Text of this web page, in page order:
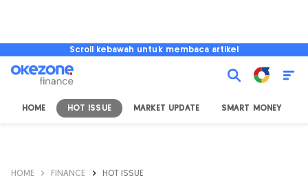
Scroll kebawah untuk membaca artikel
HOME HOT ISSUE MARKET UPDATE SMART MONEY
HOME FINANCE HOT ISSUE